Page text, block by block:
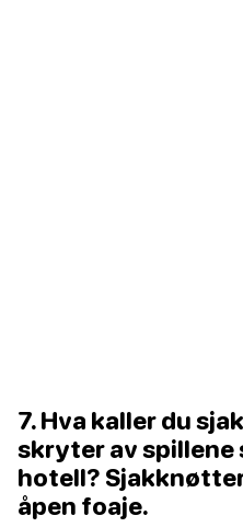
7. Hva kaller du
skryter av spillene
hotell?
åpen foaje.